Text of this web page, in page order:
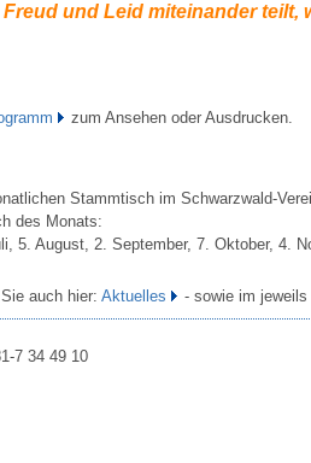
und Leid miteinander teilt,
zum Ansehen oder Ausdrucken.
Stammtisch im Schwarzwald-
des Monats:
5. August, 2. September, 7. Oktober, 4.
auch hier: Aktuelles - sowie im
7 34 49 10